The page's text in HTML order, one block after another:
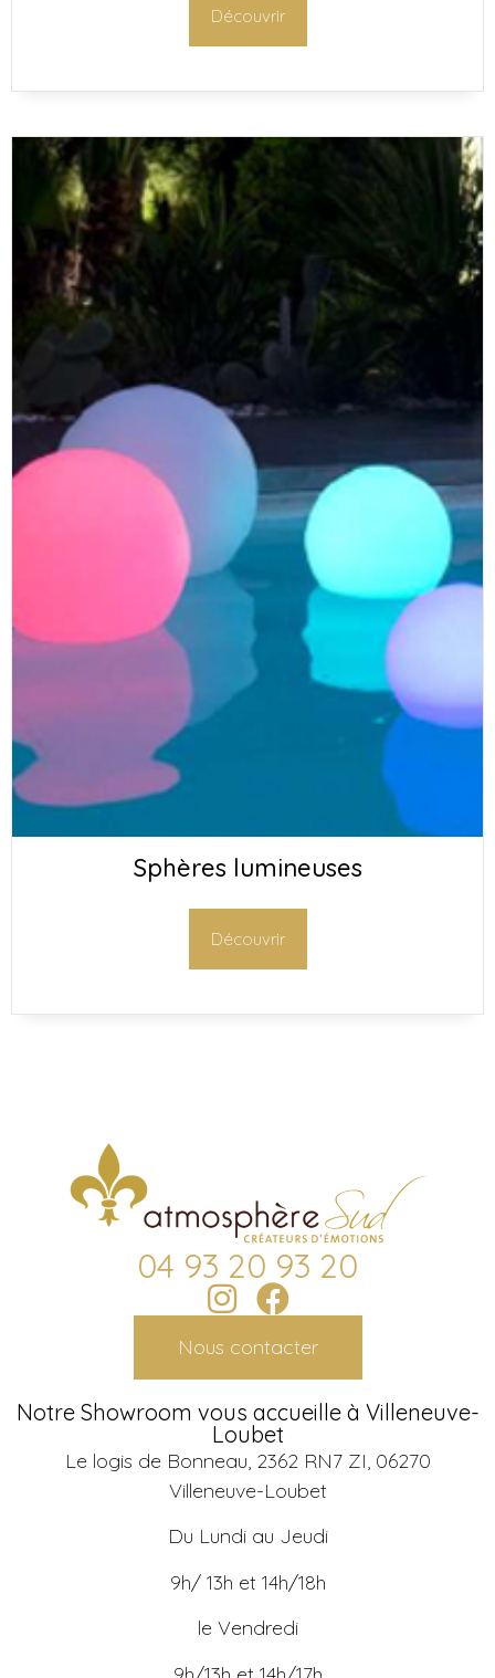
Découvrir
Sphères lumineuses
Découvrir
04 93 20 93 20
Nous contacter
Notre Showroom vous accueille à Villeneuve-
Loubet
Le logis de Bonneau, 2362 RN7 ZI, 06270
Villeneuve-Loubet
Du Lundi au Jeudi
9h/ 13h et 14h/18h
le Vendredi